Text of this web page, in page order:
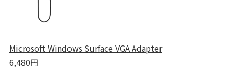
Microsoft Windows Surface VGA Adapter
6,480円